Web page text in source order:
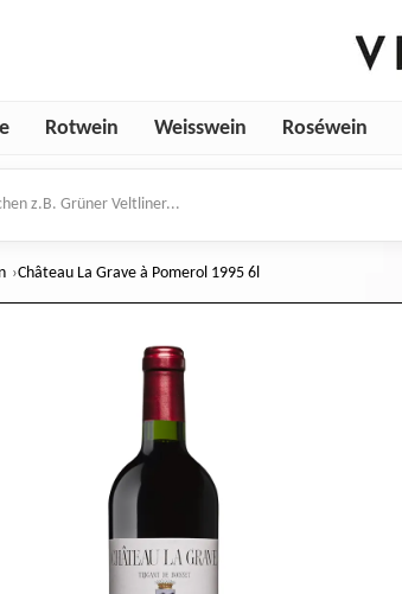
Rotwein Weisswein Roséwein
Château La Grave à Pomerol 1995 6l